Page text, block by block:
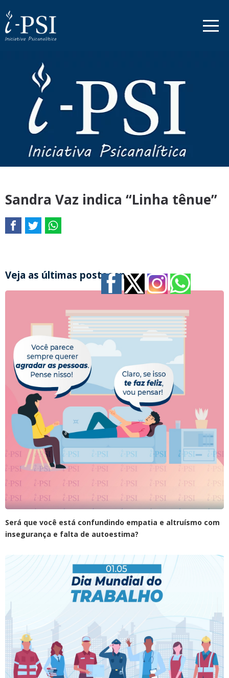
Sandra Vaz indica “Linha tênue”
Veja as últimas postagens
Será que você está confundindo empatia e altruísmo com
insegurança e falta de autoestima?